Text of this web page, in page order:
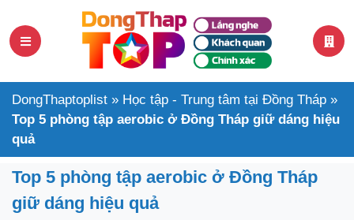
DongThaptoplist » Học tập - Trung tâm tại Đồng Tháp »
Top 5 phòng tập aerobic ở Đồng Tháp giữ dáng hiệu
quả
Top 5 phòng tập aerobic ở Đồng Tháp
giữ dáng hiệu quả